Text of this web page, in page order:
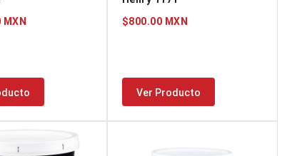
$800.00 MXN
Ver Producto